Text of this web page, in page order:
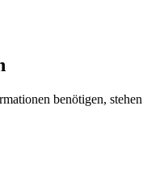
benötigen, stehen